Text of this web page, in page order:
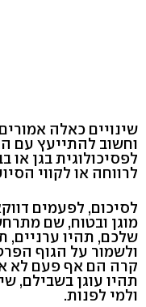
שינויים כאלה
וחשוב להתייעץ עם
לפסיכולוגית בגן או
לרווחה או לקווי
לסיכום, לפעמים
מוגן ובטוח, שם
שלכם, תהיו ערניים,
ולשמור על הגוף
קרה הם אף פעם לא
תהיו עוגן בשבילם,
ולמי לפנות.